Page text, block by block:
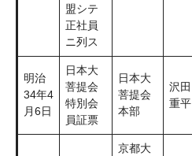
盟シテ
正社員
ニ列ス
明治
34年4
月6日
日本大
菩提会
特別会
員証票
日本大
菩提会
本部
沢田
重平
京都大